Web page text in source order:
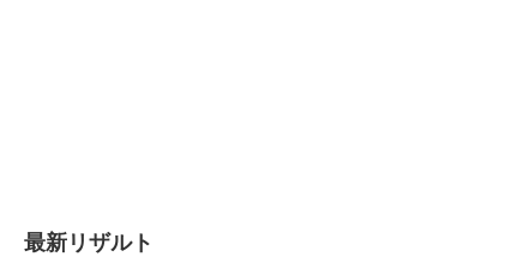
最新リザルト